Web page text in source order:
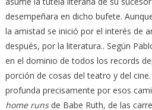
desempeñara en dicho bufete.
la amistad se inició por el interés de
después, por la literatura.. Según
en el dominio de todos los records
porción de cosas del teatro y del
profunda precisamente por esos
home runsde Babe Ruth, de las